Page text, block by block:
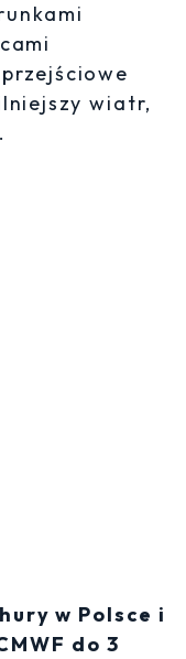
wiatr,
w Polsce i
do 3